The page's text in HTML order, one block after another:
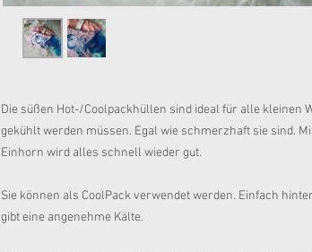
Die süßen Hot-/Coolpackhüllen sind ideal für alle kleinen
gekühlt werden müssen. Egal wie schmerzhaft sie sind.
Einhorn wird alles schnell wieder gut.
Sie können als CoolPack verwendet werden. Einfach
gibt eine angenehme Kälte.